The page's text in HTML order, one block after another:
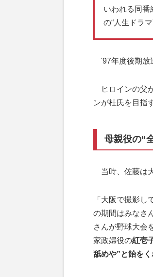
いわれる同番
の“人生ドラ
'97年度後期放
ヒロインの父
ンが杜氏を目指
母親役の“
当時、佐藤は
「大阪で撮影
の期間はみなさ
さんが野球大会
家政婦役の紅壱
舐めや”と飴を